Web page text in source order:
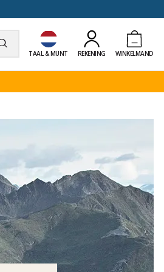
TAAL & MUNT REKENING WINKELMAND